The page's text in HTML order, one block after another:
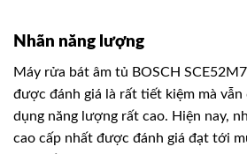
Nhãn năng lượng
Máy rửa bát âm tủ BOSCH
được đánh giá là rất tiết kiệm mà
dụng năng lượng rất cao. Hiện nay,
cao cấp nhất được đánh giá đạt tới